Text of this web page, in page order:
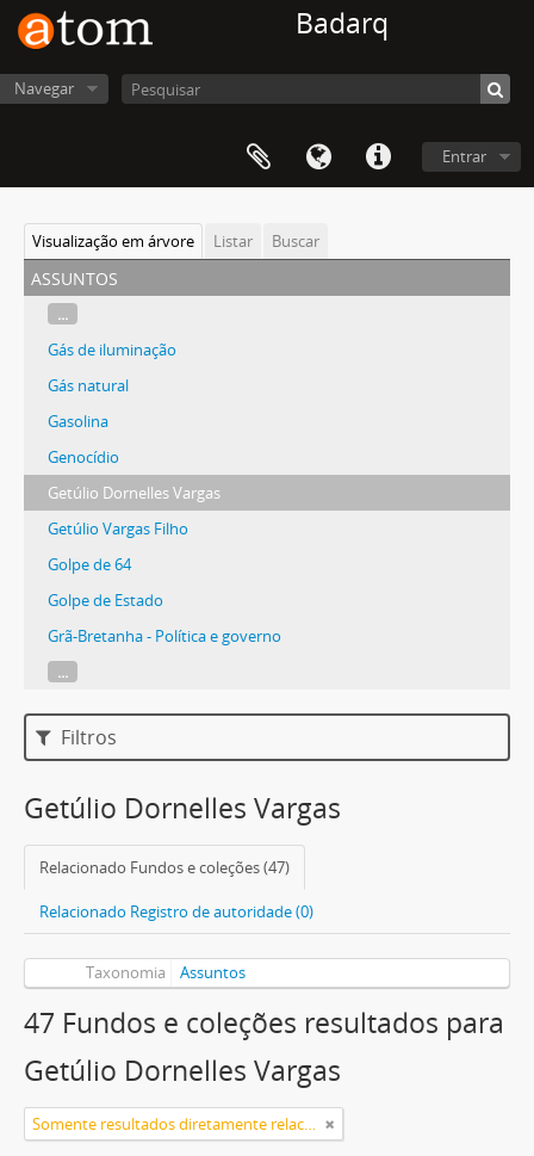
Badarq
Navegar
Entrar
Visualização em árvore Listar Buscar
assuntos
...
Gás de iluminação
Gás natural
Gasolina
Genocídio
Getúlio Dornelles Vargas
Getúlio Vargas Filho
Golpe de 64
Golpe de Estado
Grã-Bretanha - Política e governo
...
Filtros
Getúlio Dornelles Vargas
Relacionado Fundos e coleções (47)
Relacionado Registro de autoridade (0)
Taxonomia Assuntos
47 Fundos e coleções resultados para
Getúlio Dornelles Vargas
Somente resultados diretamente relacionados